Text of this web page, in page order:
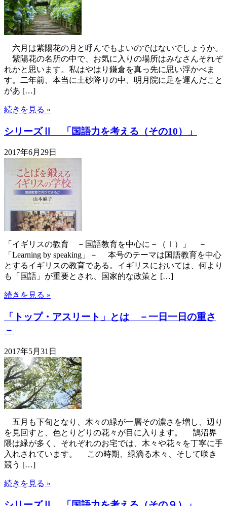
六月は紫陽花の月と呼んでもよいのではないでしょうか。
紫陽花の名所の中で、お気に入りの場所はみなさんそれぞ
れかと思います。私はやはり鎌倉を真っ先に思い浮かべま
す。二年前、本当に土砂降りの中、明月院に足を運んだこと
があ […]
続きを見る »
シリーズⅡ 「国語力を考える（その10）」
2017年6月29日
「イギリスの教育 －国語教育を中心に－（Ⅰ）」 －
「Learning by speaking」－ 本号のテーマは国語教育を中心
とするイギリスの教育である。イギリスにおいては、何より
も「国語」が重要とされ、国家的な政策と […]
続きを見る »
「トップ・アスリート」とは －一日一日の重さ
－
2017年5月31日
五月も下旬となり、木々の緑が一層その濃さを増し、辺り
を見回すと、色とりどりの花々が目に入ります。 鵠沼界
隈は緑が多く、それぞれのお宅では、木々や花々を丁寧に手
入れされています。 この時期、緑滴る木々、そして咲き
競う […]
続きを見る »